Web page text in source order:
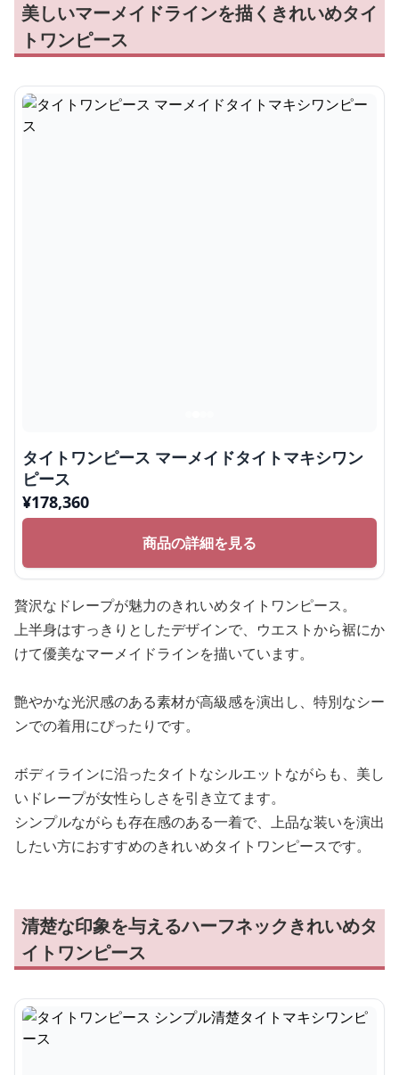
美しいマーメイドラインを描くきれいめタイ
トワンピース
タイトワンピース マーメイドタイトマキシワン
ピース
¥178,360
商品の詳細を見る
贅沢なドレープが魅力のきれいめタイトワンピース。
上半身はすっきりとしたデザインで、ウエストから裾にか
けて優美なマーメイドラインを描いています。
艶やかな光沢感のある素材が高級感を演出し、特別なシー
ンでの着用にぴったりです。
ボディラインに沿ったタイトなシルエットながらも、美し
いドレープが女性らしさを引き立てます。
シンプルながらも存在感のある一着で、上品な装いを演出
したい方におすすめのきれいめタイトワンピースです。
清楚な印象を与えるハーフネックきれいめタ
イトワンピース